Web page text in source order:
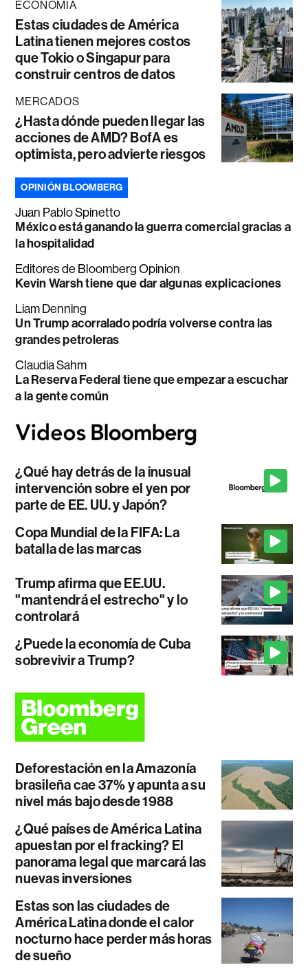
ECONOMÍA
Estas ciudades de América
Latina tienen mejores costos
que Tokio o Singapur para
construir centros de datos
MERCADOS
¿Hasta dónde pueden llegar las
acciones de AMD? BofA es
optimista, pero advierte riesgos
OPINIÓN BLOOMBERG
Juan Pablo Spinetto
México está ganando la guerra comercial gracias a
la hospitalidad
Editores de Bloomberg Opinion
Kevin Warsh tiene que dar algunas explicaciones
Liam Denning
Un Trump acorralado podría volverse contra las
grandes petroleras
Claudia Sahm
La Reserva Federal tiene que empezar a escuchar
a la gente común
¿Qué hay detrás de la inusual
intervención sobre el yen por
parte de EE. UU. y Japón?
Copa Mundial de la FIFA: La
batalla de las marcas
Trump afirma que EE.UU.
"mantendrá el estrecho" y lo
controlará
¿Puede la economía de Cuba
sobrevivir a Trump?
Deforestación en la Amazonía
brasileña cae 37% y apunta a su
nivel más bajo desde 1988
¿Qué países de América Latina
apuestan por el fracking? El
panorama legal que marcará las
nuevas inversiones
Estas son las ciudades de
América Latina donde el calor
nocturno hace perder más horas
de sueño